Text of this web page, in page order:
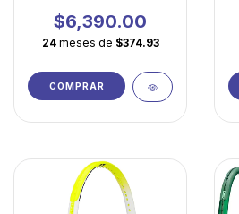
en Evolución
$6,390.00
24 meses de $374.93
COMPRAR